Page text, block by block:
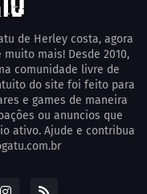
de Herley costa, agora
mais! Desde 2010,
comunidade livre de
do site foi feito para
e games de maneira
ou anuncios que
ativo. Ajude e contribua